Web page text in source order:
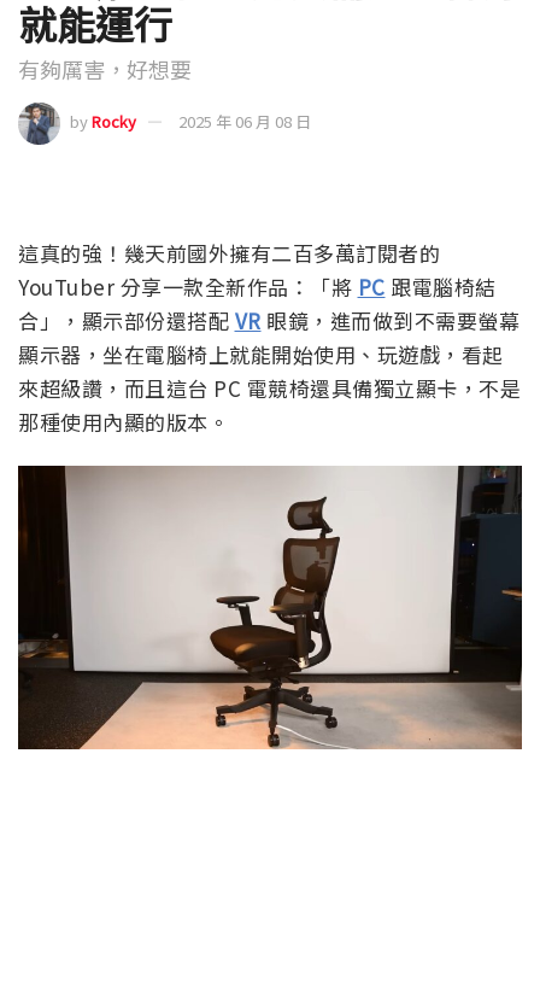
就能運行
有夠厲害，好想要
byRocky 2025 年 06 月 08 日
這真的強！幾天前國外擁有二百多萬訂閱者的
YouTuber 分享一款全新作品：「將 PC 跟電腦椅結
合」，顯示部份還搭配 VR 眼鏡，進而做到不需要螢幕
顯示器，坐在電腦椅上就能開始使用、玩遊戲，看起
來超級讚，而且這台 PC 電競椅還具備獨立顯卡，不是
那種使用內顯的版本。